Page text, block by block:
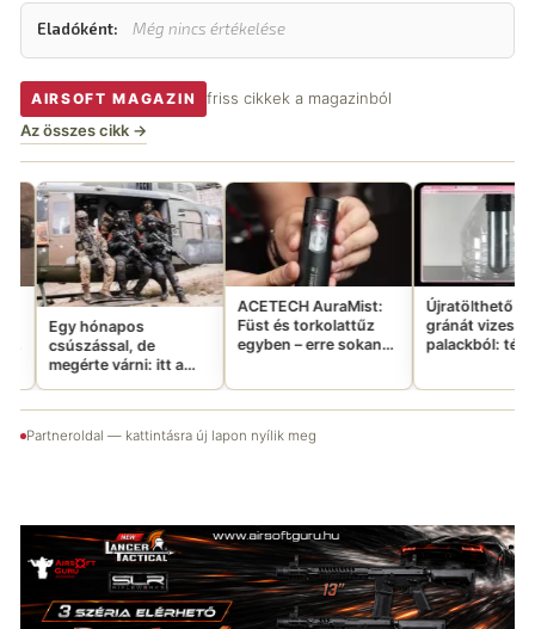
Eladóként: Még nincs értékelése
AIRSOFT MAGAZIN
friss cikkek a magazinból
Az összes cikk →
itt a
ACETECH AuraMist:
Füst és torkolattűz
egyben – erre sokan
vártatok
Újratölthető CO2
gránát vizes
palackból: tényleg
Partneroldal — kattintásra új lapon nyílik meg